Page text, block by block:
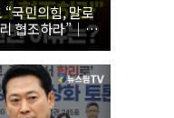
국민의힘, 말로
협조하라”｜
책회의